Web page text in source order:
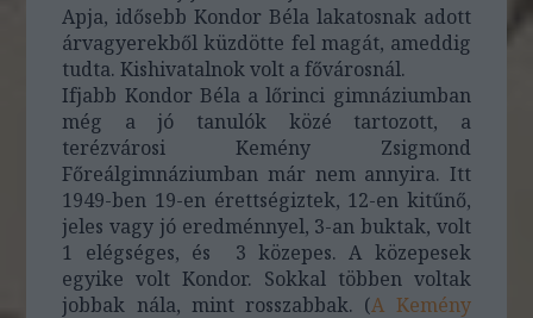
Apja, idősebb Kondor Béla lakatosnak adott
árvagyerekből küzdötte fel magát, ameddig
tudta. Kishivatalnok volt a fővárosnál.
Ifjabb Kondor Béla a lőrinci gimnáziumban
még a jó tanulók közé tartozott, a
terézvárosi Kemény Zsigmond
Főreálgimnáziumban már nem annyira. Itt
1949-ben 19-en érettségiztek, 12-en kitűnő,
jeles vagy jó eredménnyel, 3-an buktak, volt
1 elégséges, és 3 közepes. A közepesek
egyike volt Kondor. Sokkal többen voltak
jobbak nála, mint rosszabbak. (A Kemény